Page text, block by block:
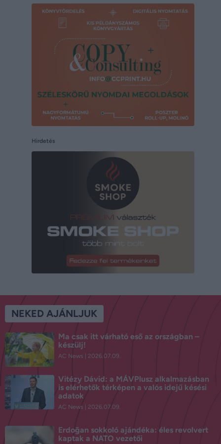
Hirdetés
NEKED AJÁNLJUK
Ma csak itt várható eső az országban –
készülj!
AC News 2026.07.09.
Vitézy Dávid: a MÁVPlusz alkalmazásban
is elérhetők térképen a valós idejű késési
adatok
AC News 2026.07.09.
Erdoğan sokkoló ajándéka: éles revolvert
kaptak a NATO vezetői